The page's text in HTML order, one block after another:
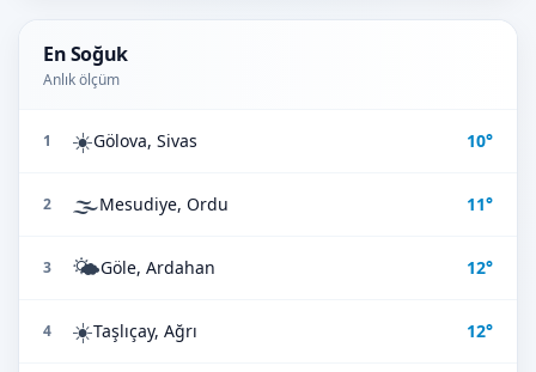
En Soğuk
Anlık ölçüm
1 ☀️Gölova, Sivas 10°
2 🌫️Mesudiye, Ordu 11°
3 🌤️Göle, Ardahan 12°
4 ☀️Taşlıçay, Ağrı 12°